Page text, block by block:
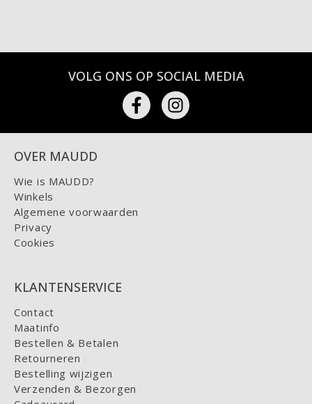
VOLG ONS OP SOCIAL MEDIA
OVER MAUDD
Wie is MAUDD?
Winkels
Algemene voorwaarden
Privacy
Cookies
KLANTENSERVICE
Contact
Maatinfo
Bestellen & Betalen
Retourneren
Bestelling wijzigen
Verzenden & Bezorgen